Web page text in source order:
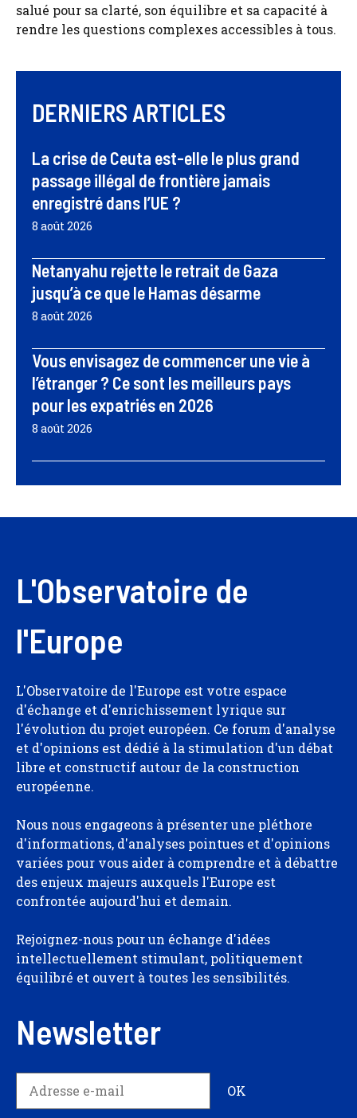
salué pour sa clarté, son équilibre et sa capacité à
rendre les questions complexes accessibles à tous.
DERNIERS ARTICLES
La crise de Ceuta est-elle le plus grand
passage illégal de frontière jamais
enregistré dans l’UE ?
8 août 2026
Netanyahu rejette le retrait de Gaza
jusqu’à ce que le Hamas désarme
8 août 2026
Vous envisagez de commencer une vie à
l’étranger ? Ce sont les meilleurs pays
pour les expatriés en 2026
8 août 2026
L'Observatoire de
l'Europe
L'Observatoire de l'Europe est votre espace
d'échange et d'enrichissement lyrique sur
l'évolution du projet européen. Ce forum d'analyse
et d'opinions est dédié à la stimulation d'un débat
libre et constructif autour de la construction
européenne.
Nous nous engageons à présenter une pléthore
d'informations, d'analyses pointues et d'opinions
variées pour vous aider à comprendre et à débattre
des enjeux majeurs auxquels l'Europe est
confrontée aujourd'hui et demain.
Rejoignez-nous pour un échange d'idées
intellectuellement stimulant, politiquement
équilibré et ouvert à toutes les sensibilités.
Newsletter